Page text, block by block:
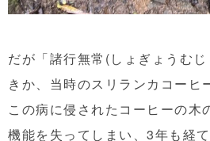
だが「諸行無常(しょぎょうむ
きか、当時のスリランカコーヒ
この病に侵されたコーヒーの木
機能を失ってしまい、3年も経